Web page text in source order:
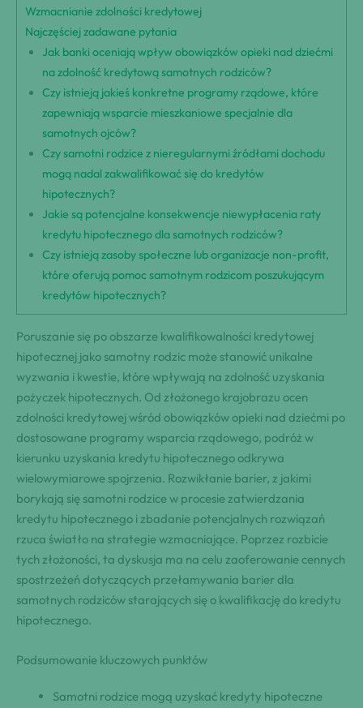
Wzmacnianie zdolności kredytowej
Najczęściej zadawane pytania
Jak banki oceniają wpływ obowiązków opieki nad dziećmi
na zdolność kredytową samotnych rodziców?
Czy istnieją jakieś konkretne programy rządowe, które
zapewniają wsparcie mieszkaniowe specjalnie dla
samotnych ojców?
Czy samotni rodzice z nieregularnymi źródłami dochodu
mogą nadal zakwalifikować się do kredytów
hipotecznych?
Jakie są potencjalne konsekwencje niewypłacenia raty
kredytu hipotecznego dla samotnych rodziców?
Czy istnieją zasoby społeczne lub organizacje non-profit,
które oferują pomoc samotnym rodzicom poszukującym
kredytów hipotecznych?
Poruszanie się po obszarze kwalifikowalności kredytowej
hipotecznej jako samotny rodzic może stanowić unikalne
wyzwania i kwestie, które wpływają na zdolność uzyskania
pożyczek hipotecznych. Od złożonego krajobrazu ocen
zdolności kredytowej wśród obowiązków opieki nad dziećmi po
dostosowane programy wsparcia rządowego, podróż w
kierunku uzyskania kredytu hipotecznego odkrywa
wielowymiarowe spojrzenia. Rozwikłanie barier, z jakimi
borykają się samotni rodzice w procesie zatwierdzania
kredytu hipotecznego i zbadanie potencjalnych rozwiązań
rzuca światło na strategie wzmacniające. Poprzez rozbicie
tych złożoności, ta dyskusja ma na celu zaoferowanie cennych
spostrzeżeń dotyczących przełamywania barier dla
samotnych rodziców starających się o kwalifikację do kredytu
hipotecznego.
Podsumowanie kluczowych punktów
Samotni rodzice mogą uzyskać kredyty hipoteczne